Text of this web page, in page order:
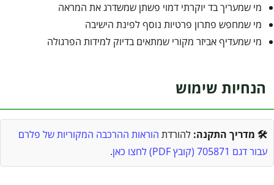
מי שמעריך בד יוקרתי דמוי פשתן שמשדרג את המראה
מי שמחפש פתרון פרטיות נוסף לפינת הישיבה
מי שמעדיף אביזר מקורי שמתאים בדיוק למידות הפרגולה
הנחיות שימוש
🛠️ מדריך התקנה: להורדת הוראות ההרכבה המקוריות של פלרם
עבור דגם 705871 (קובץ PDF) לחצו כאן
.